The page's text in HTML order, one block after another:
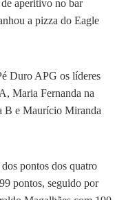
aperitivo no bar
a pizza do Eagle
Duro APG os líderes
Maria Fernanda na
B e Maurício Miranda
pontos dos quatro
pontos, seguido por